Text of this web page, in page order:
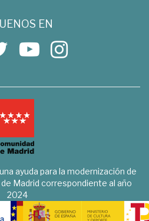
EN
ayuda para la modernización de
Madrid correspondiente al año
2024